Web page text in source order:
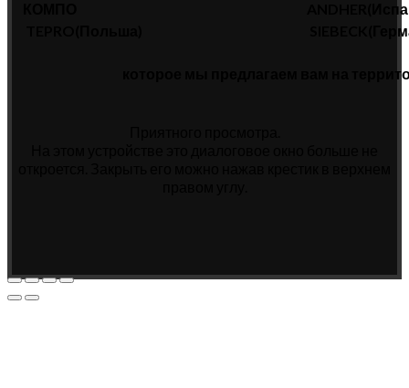
которое мы предлагаем вам на